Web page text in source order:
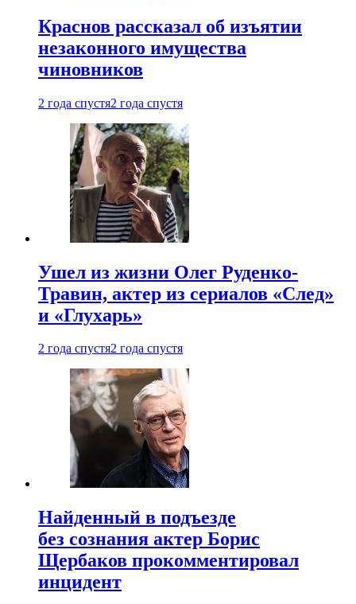
Краснов рассказал об изъятии
незаконного имущества
чиновников
2 года спустя2 года спустя
Ушел из жизни Олег Руденко-
Травин, актер из сериалов «След»
и «Глухарь»
2 года спустя2 года спустя
Найденный в подъезде
без сознания актер Борис
Щербаков прокомментировал
инцидент